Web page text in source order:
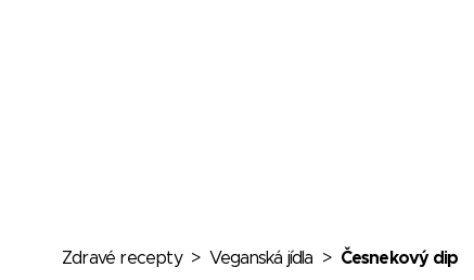
Zdravé recepty> Veganská jídla > Česnekový dip